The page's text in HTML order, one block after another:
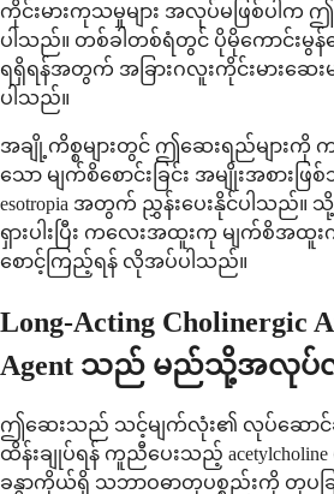
ကိုင်းမားကုသမှုများ အလုပ်မဖြစ်ပါက
ပါသည်။ တစ်ခါတစ်ရံတွင် ပိုမိုကောင်းမွန်
ရရှိရန်အတွက် အခြားဂလူးကိုင်းမားဆေး
ပါသည်။
အချို့ကိစ္စများတွင် ဤဆေးရည်များကို က
သော မျက်စိစောင်းခြင်း အမျိုးအစားဖြစ်
esotropia အတွက် ညွှန်းပေးနိုင်ပါသည်
ရှားပါးပြီး ကလေးအထူးကု မျက်စိအ
စောင့်ကြည့်ရန် လိုအပ်ပါသည်။
Long-Acting Cholinergic
Agent သည် မည်သို့အလုပ်
ဤဆေးသည် သင့်မျက်လုံး၏ လုပ်ဆောင်ခ
ထိန်းချုပ်ရန် ကူညီပေးသည့်
ခန္ဓာကိုယ်ရှိ သဘာဝဓာတုပစ္စည်းကို တုပခ